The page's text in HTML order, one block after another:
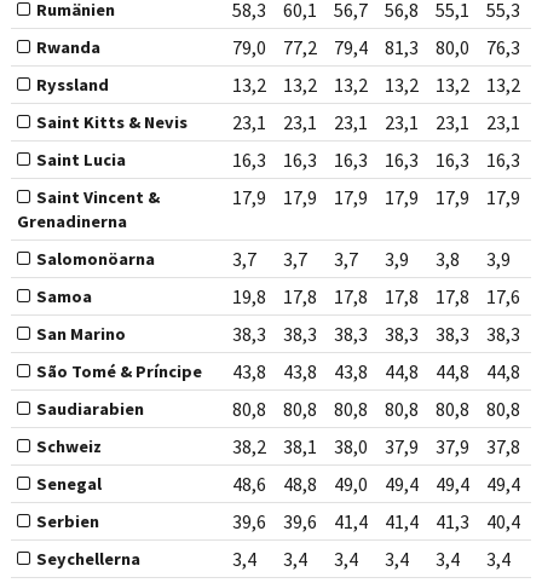
Rumänien 58,3 60,1 56,7 56,8 55,1 55,3
Rwanda 79,0 77,2 79,4 81,3 80,0 76,3
Ryssland 13,2 13,2 13,2 13,2 13,2 13,2
Saint Kitts & Nevis 23,1 23,1 23,1 23,1 23,1 23,1
Saint Lucia 16,3 16,3 16,3 16,3 16,3 16,3
Saint Vincent &
Grenadinerna
17,9 17,9 17,9 17,9 17,9 17,9
Salomonöarna 3,7 3,7 3,7 3,9 3,8 3,9
Samoa 19,8 17,8 17,8 17,8 17,8 17,6
San Marino 38,3 38,3 38,3 38,3 38,3 38,3
São Tomé & Príncipe 43,8 43,8 43,8 44,8 44,8 44,8
Saudiarabien 80,8 80,8 80,8 80,8 80,8 80,8
Schweiz 38,2 38,1 38,0 37,9 37,9 37,8
Senegal 48,6 48,8 49,0 49,4 49,4 49,4
Serbien 39,6 39,6 41,4 41,4 41,3 40,4
Seychellerna 3,4 3,4 3,4 3,4 3,4 3,4